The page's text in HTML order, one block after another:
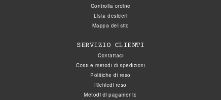
Controlla ordine
Lista desideri
Mappa del sito
SERVIZIO CLIENTI
Contattaci
Costi e metodi di spedizioni
Politiche di reso
Richiedi reso
Metodi di pagamento